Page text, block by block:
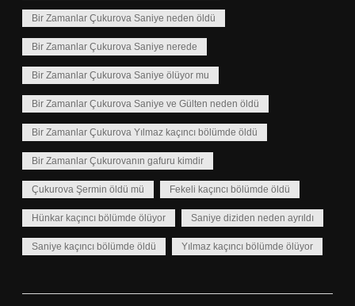
Bir Zamanlar Çukurova Saniye neden öldü
Bir Zamanlar Çukurova Saniye nerede
Bir Zamanlar Çukurova Saniye ölüyor mu
Bir Zamanlar Çukurova Saniye ve Gülten neden öldü
Bir Zamanlar Çukurova Yılmaz kaçıncı bölümde öldü
Bir Zamanlar Çukurovanın gafuru kimdir
Çukurova Şermin öldü mü Fekeli kaçıncı bölümde öldü
Hünkar kaçıncı bölümde ölüyor Saniye diziden neden ayrıldı
Saniye kaçıncı bölümde öldü Yılmaz kaçıncı bölümde ölüyor